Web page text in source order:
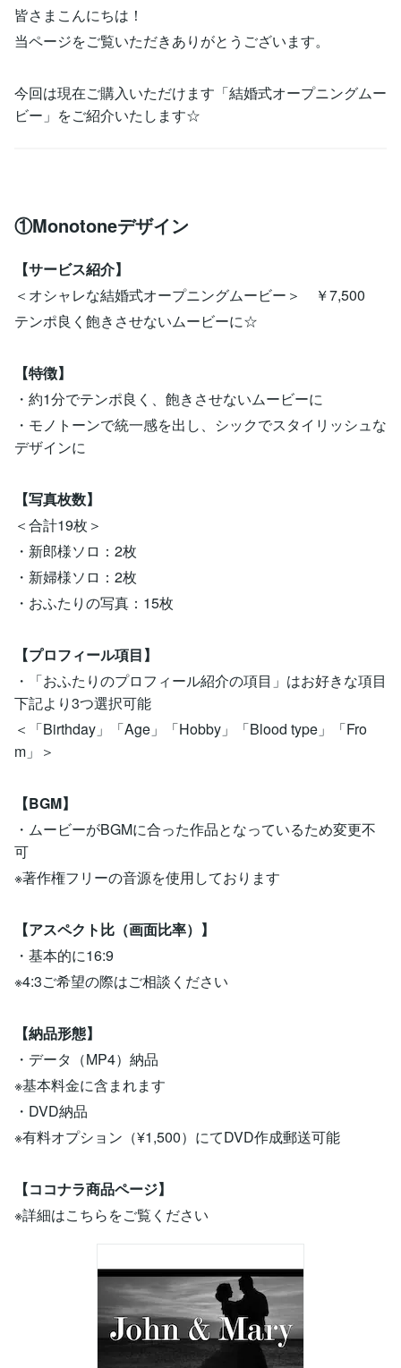
皆さまこんにちは！
当ページをご覧いただきありがとうございます。
今回は現在ご購入いただけます「結婚式オープニングムー
ビー」をご紹介いたします☆
①Monotoneデザイン
【サービス紹介】
＜オシャレな結婚式オープニングムービー＞ ￥7,500
テンポ良く飽きさせないムービーに☆
【特徴】
・約1分でテンポ良く、飽きさせないムービーに
・モノトーンで統一感を出し、シックでスタイリッシュな
デザインに
【写真枚数】
＜合計19枚＞
・新郎様ソロ：2枚
・新婦様ソロ：2枚
・おふたりの写真：15枚
【プロフィール項目】
・「おふたりのプロフィール紹介の項目」はお好きな項目
下記より3つ選択可能
＜「Birthday」「Age」「Hobby」「Blood type」「Fro
m」＞
【BGM】
・ムービーがBGMに合った作品となっているため変更不
可
※著作権フリーの音源を使用しております
【アスペクト比（画面比率）】
・基本的に16:9
※4:3ご希望の際はご相談ください
【納品形態】
・データ（MP4）納品
※基本料金に含まれます
・DVD納品
※有料オプション（¥1,500）にてDVD作成郵送可能
【ココナラ商品ページ】
※詳細はこちらをご覧ください